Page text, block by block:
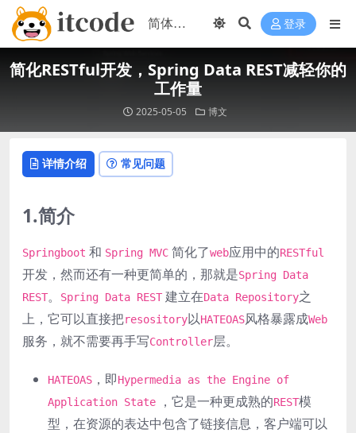
登录
简化RESTful开发，Spring Data REST减轻你的
工作量
2025-05-05 博文
详情介绍 常见问题
1.简介
Springboot 和 Spring MVC 简化了web应用中的RESTful
开发，然而还有一种更简单的，那就是Spring Data
REST。 Spring Data REST 建立在Data Repository之
上，它可以直接把resository以HATEOAS风格暴露成Web
服务，就不需要再手写Controller层。
HATEOAS ，即Hypermedia as the Engine of
Application State
，它是一种更成熟的REST模
型，在资源的表达中包含了链接信息，客户端可以